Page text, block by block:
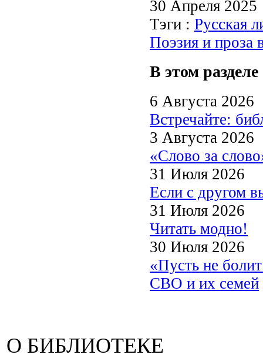
30 Апреля
Тэги : Русская
Поэзия и проза
В этом разделе
6 Августа 2026
Встречайте:
3 Августа 2026
«Слово за
31 Июля 2026
Если с другом
31 Июля 2026
Читать модно!
30 Июля 2026
«Пусть не
СВО и их семей
О БИБЛИОТЕКЕ